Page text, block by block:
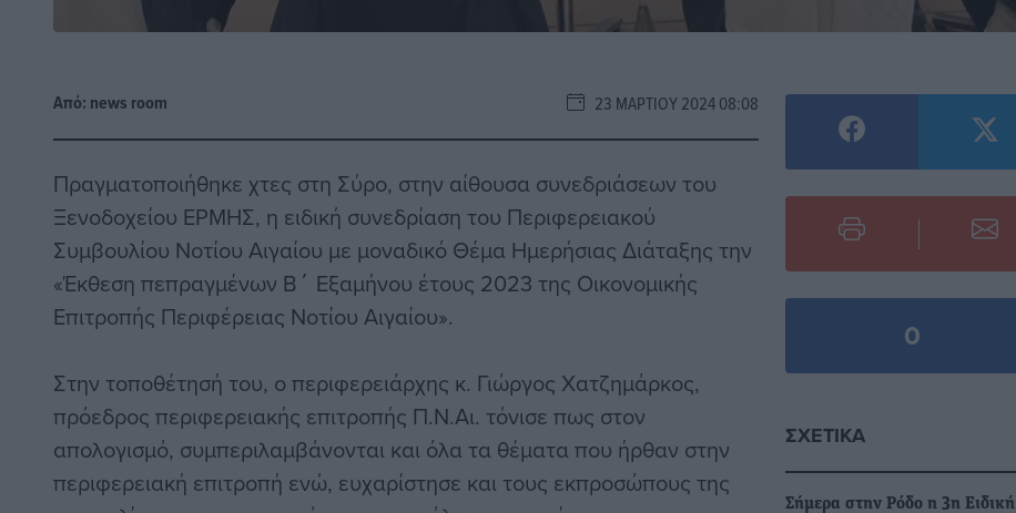
Από: news room 23 ΜΑΡΤΊΟΥ 2024 08:08
Πραγματοποιήθηκε χτες στη Σύρο, στην αίθουσα συνεδριάσεων του
Ξενοδοχείου ΕΡΜΗΣ, η ειδική συνεδρίαση του Περιφερειακού
Συμβουλίου Νοτίου Αιγαίου με μοναδικό Θέμα Ημερήσιας Διάταξης την
«Έκθεση πεπραγμένων Β΄ Εξαμήνου έτους 2023 της Οικονομικής
Επιτροπής Περιφέρειας Νοτίου Αιγαίου».
Στην τοποθέτησή του, ο περιφερειάρχης κ. Γιώργος Χατζημάρκος,
πρόεδρος περιφερειακής επιτροπής Π.Ν.Αι. τόνισε πως στον
απολογισμό, συμπεριλαμβάνονται και όλα τα θέματα που ήρθαν στην
περιφερειακή επιτροπή ενώ, ευχαρίστησε και τους εκπροσώπους της
0
ΣΧΕΤΙΚΆ
Σήμερα στην Ρόδο η 3η Ειδική